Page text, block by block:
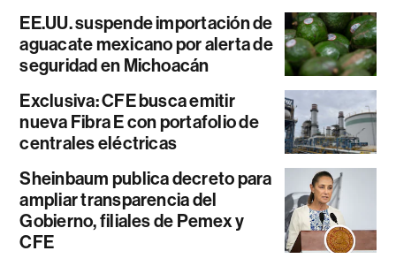
EE.UU. suspende importación de
aguacate mexicano por alerta de
seguridad en Michoacán
Exclusiva: CFE busca emitir
nueva Fibra E con portafolio de
centrales eléctricas
Sheinbaum publica decreto para
ampliar transparencia del
Gobierno, filiales de Pemex y
CFE